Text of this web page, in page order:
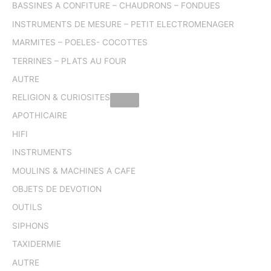
BASSINES A CONFITURE – CHAUDRONS – FONDUES
INSTRUMENTS DE MESURE – PETIT ELECTROMENAGER
MARMITES – POELES- COCOTTES
TERRINES – PLATS AU FOUR
AUTRE
RELIGION & CURIOSITES
APOTHICAIRE
HIFI
INSTRUMENTS
MOULINS & MACHINES A CAFE
OBJETS DE DEVOTION
OUTILS
SIPHONS
TAXIDERMIE
AUTRE